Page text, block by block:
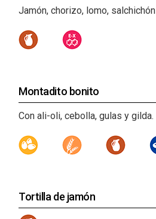
Jamón, chorizo, lomo, salchichón
Montadito bonito
Con ali-oli, cebolla, gulas y gilda.
Tortilla de jamón